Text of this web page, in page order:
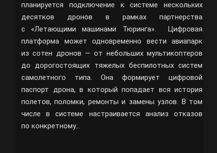
планируется подключение к системе нескольких
десятков дронов в рамках партнерства
с «Летающими машинами Тюринга». Цифровая
платформа может одновременно вести авиапарк
из сотен дронов — от небольших мультикоптеров
до дорогостоящих тяжелых беспилотных систем
самолетного типа. Она формирует цифровой
паспорт дрона, в который попадает вся история
полетов, поломки, ремонты и замены узлов. В том
числе в системе настраивается анализ отказов
по конкретному…